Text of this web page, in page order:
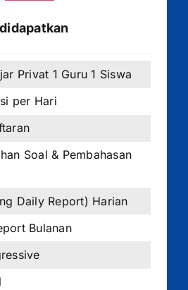
Privat 1 Guru 1 Siswa
per Hari
Soal & Pembahasan
Daily Report) Harian
Bulanan